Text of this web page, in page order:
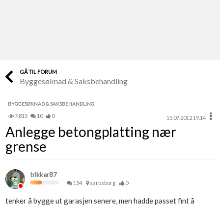
Finn håndverkere
Papirer som mangler
Skaff dokumentasjon som mangler
Se din bolig? Klikk her
GÅ TIL FORUM
Byggesøknad & Saksbehandling
BYGGESØKNAD & SAKSBEHANDLING
7,815 10 0 15.07.2012 19.14
Anlegge betongplatting nær
grense
trikker87
154 sarpsborg 0
tenker å bygge ut garasjen senere, men hadde passet fint å